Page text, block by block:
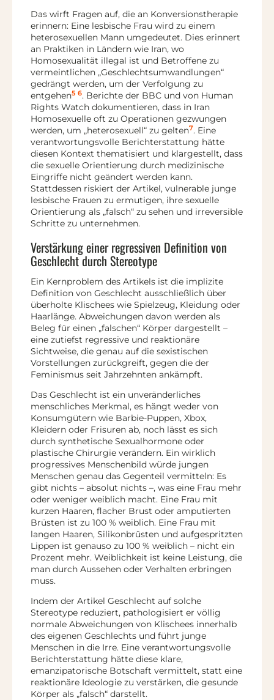
Das wirft Fragen auf, die an Konversionstherapie
erinnern: Eine lesbische Frau wird zu einem
heterosexuellen Mann umgedeutet. Dies erinnert
an Praktiken in Ländern wie Iran, wo
Homosexualität illegal ist und Betroffene zu
vermeintlichen „Geschlechtsumwandlungen“
gedrängt werden, um der Verfolgung zu
entgehen5 6. Berichte der BBC und von Human
Rights Watch dokumentieren, dass in Iran
Homosexuelle oft zu Operationen gezwungen
werden, um „heterosexuell“ zu gelten7. Eine
verantwortungsvolle Berichterstattung hätte
diesen Kontext thematisiert und klargestellt, dass
die sexuelle Orientierung durch medizinische
Eingriffe nicht geändert werden kann.
Stattdessen riskiert der Artikel, vulnerable junge
lesbische Frauen zu ermutigen, ihre sexuelle
Orientierung als „falsch“ zu sehen und irreversible
Schritte zu unternehmen.
Verstärkung einer regressiven Definition von
Geschlecht durch Stereotype
Ein Kernproblem des Artikels ist die implizite
Definition von Geschlecht ausschließlich über
überholte Klischees wie Spielzeug, Kleidung oder
Haarlänge. Abweichungen davon werden als
Beleg für einen „falschen“ Körper dargestellt –
eine zutiefst regressive und reaktionäre
Sichtweise, die genau auf die sexistischen
Vorstellungen zurückgreift, gegen die der
Feminismus seit Jahrzehnten ankämpft.
Das Geschlecht ist ein unveränderliches
menschliches Merkmal, es hängt weder von
Konsumgütern wie Barbie-Puppen, Xbox,
Kleidern oder Frisuren ab, noch lässt es sich
durch synthetische Sexualhormone oder
plastische Chirurgie verändern. Ein wirklich
progressives Menschenbild würde jungen
Menschen genau das Gegenteil vermitteln: Es
gibt nichts – absolut nichts –, was eine Frau mehr
oder weniger weiblich macht. Eine Frau mit
kurzen Haaren, flacher Brust oder amputierten
Brüsten ist zu 100 % weiblich. Eine Frau mit
langen Haaren, Silikonbrüsten und aufgespritzten
Lippen ist genauso zu 100 % weiblich – nicht ein
Prozent mehr. Weiblichkeit ist keine Leistung, die
man durch Aussehen oder Verhalten erbringen
muss.
Indem der Artikel Geschlecht auf solche
Stereotype reduziert, pathologisiert er völlig
normale Abweichungen von Klischees innerhalb
des eigenen Geschlechts und führt junge
Menschen in die Irre. Eine verantwortungsvolle
Berichterstattung hätte diese klare,
emanzipatorische Botschaft vermittelt, statt eine
reaktionäre Ideologie zu verstärken, die gesunde
Körper als „falsch“ darstellt.